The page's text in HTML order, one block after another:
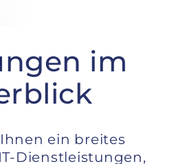
im
ein breites
Dienstleistungen,